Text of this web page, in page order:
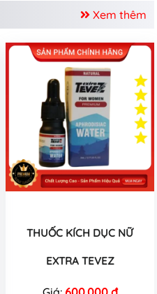
Xem thêm
THUỐC KÍCH DỤC NỮ
EXTRA TEVEZ